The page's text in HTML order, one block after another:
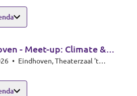
- Meet-up: Climate &
special
•